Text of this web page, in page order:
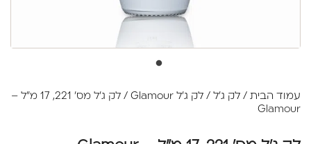
עמוד הבית / לק ג'ל / לק ג'ל Glamour
/ לק ג'ל מס' 221, 17 מ"ל –
Glamour